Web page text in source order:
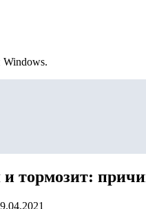
и тормозит: